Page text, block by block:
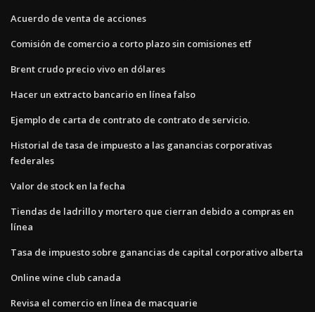
Acuerdo de venta de acciones
Comisión de comercio a corto plazo sin comisiones etf
Brent crudo precio vivo en dólares
Hacer un extracto bancario en línea falso
Ejemplo de carta de contrato de contrato de servicio.
Historial de tasa de impuesto a las ganancias corporativas
federales
Valor de stock en la fecha
Tiendas de ladrillo y mortero que cierran debido a compras en
línea
Tasa de impuesto sobre ganancias de capital corporativo alberta
Online wine club canada
Revisa el comercio en línea de macquarie